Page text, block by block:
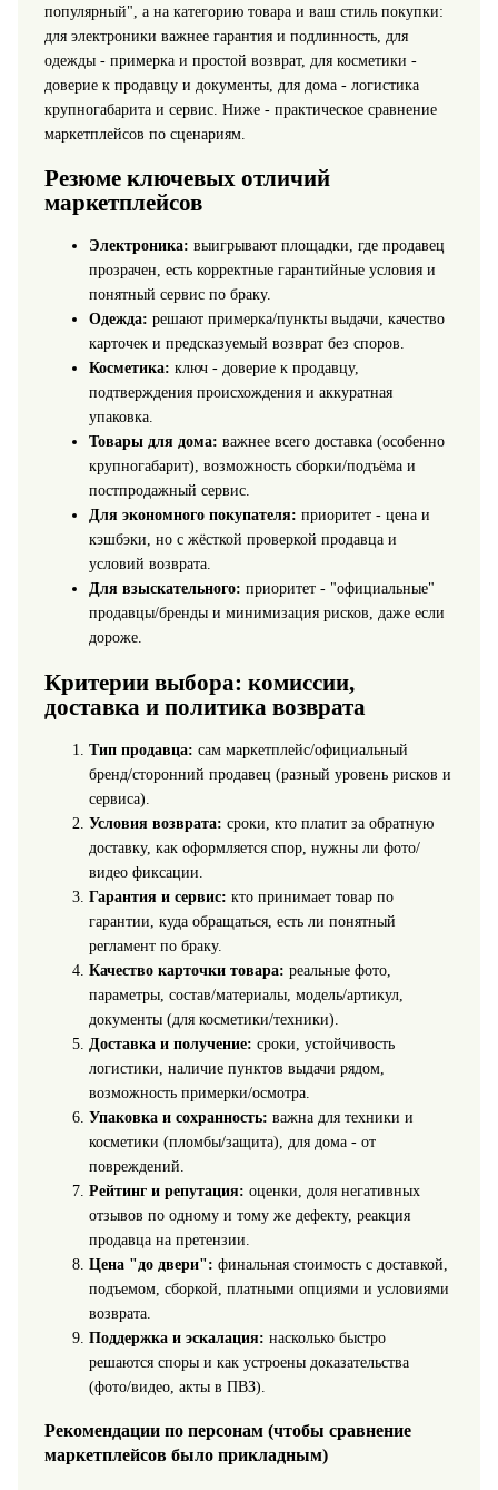
популярный", а на категорию товара и ваш стиль покупки:
для электроники важнее гарантия и подлинность, для
одежды - примерка и простой возврат, для косметики -
доверие к продавцу и документы, для дома - логистика
крупногабарита и сервис. Ниже - практическое сравнение
маркетплейсов по сценариям.
Резюме ключевых отличий
маркетплейсов
Электроника: выигрывают площадки, где продавец
прозрачен, есть корректные гарантийные условия и
понятный сервис по браку.
Одежда: решают примерка/пункты выдачи, качество
карточек и предсказуемый возврат без споров.
Косметика: ключ - доверие к продавцу,
подтверждения происхождения и аккуратная
упаковка.
Товары для дома: важнее всего доставка (особенно
крупногабарит), возможность сборки/подъёма и
постпродажный сервис.
Для экономного покупателя: приоритет - цена и
кэшбэки, но с жёсткой проверкой продавца и
условий возврата.
Для взыскательного: приоритет - "официальные"
продавцы/бренды и минимизация рисков, даже если
дороже.
Критерии выбора: комиссии,
доставка и политика возврата
Тип продавца: сам маркетплейс/официальный
бренд/сторонний продавец (разный уровень рисков и
сервиса).
Условия возврата: сроки, кто платит за обратную
доставку, как оформляется спор, нужны ли фото/
видео фиксации.
Гарантия и сервис: кто принимает товар по
гарантии, куда обращаться, есть ли понятный
регламент по браку.
Качество карточки товара: реальные фото,
параметры, состав/материалы, модель/артикул,
документы (для косметики/техники).
Доставка и получение: сроки, устойчивость
логистики, наличие пунктов выдачи рядом,
возможность примерки/осмотра.
Упаковка и сохранность: важна для техники и
косметики (пломбы/защита), для дома - от
повреждений.
Рейтинг и репутация: оценки, доля негативных
отзывов по одному и тому же дефекту, реакция
продавца на претензии.
Цена "до двери": финальная стоимость с доставкой,
подъемом, сборкой, платными опциями и условиями
возврата.
Поддержка и эскалация: насколько быстро
решаются споры и как устроены доказательства
(фото/видео, акты в ПВЗ).
Рекомендации по персонам (чтобы сравнение
маркетплейсов было прикладным)